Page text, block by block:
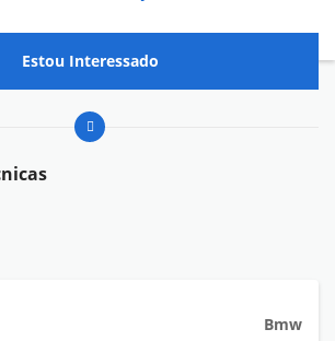
Estou Interessado
Bmw